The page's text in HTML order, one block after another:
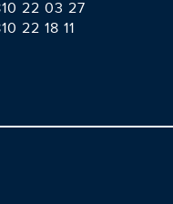
22 03 27
22 18 11